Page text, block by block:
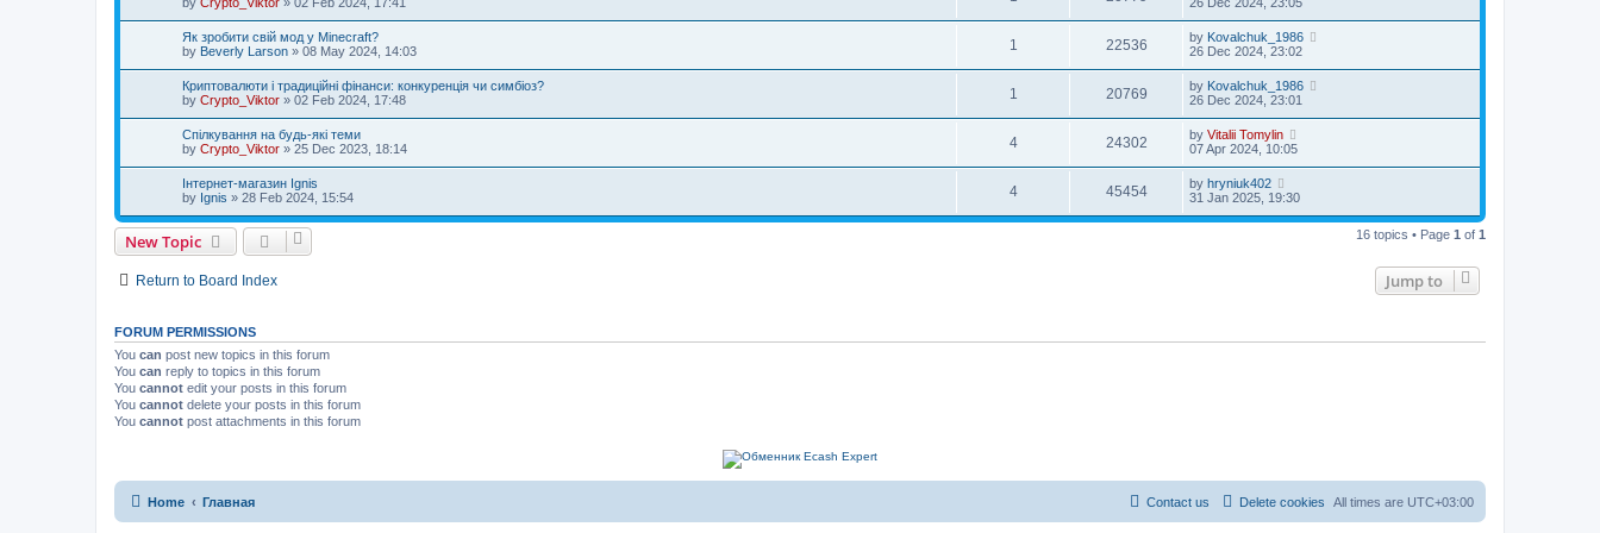
Як зробити свій мод у Minecraft?
by Beverly Larson » 08 May 2024, 14:03 1 22536 by Kovalchuk_1986
26 Dec 2024, 23:02
Криптовалюти і традиційні фінанси: конкуренція чи симбіоз?
by Crypto_Viktor » 02 Feb 2024, 17:48 1 20769 by Kovalchuk_1986
26 Dec 2024, 23:01
Спілкування на будь-які теми
by Crypto_Viktor » 25 Dec 2023, 18:14 4 24302 by Vitalii Tomylin
07 Apr 2024, 10:05
Інтернет-магазин Ignis
by Ignis » 28 Feb 2024, 15:54 4 45454 by hryniuk402
31 Jan 2025, 19:30
New Topic 16 topics • Page 1 of 1
Return to Board Index Jump to
FORUM PERMISSIONS
You can post new topics in this forum
You can reply to topics in this forum
You cannot edit your posts in this forum
You cannot delete your posts in this forum
You cannot post attachments in this forum
Home Главная All times are UTC+03:00
Delete cookies
Contact us